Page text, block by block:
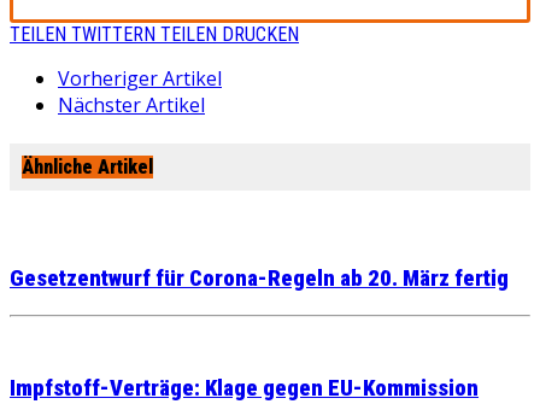
TEILEN TWITTERN TEILEN DRUCKEN
Vorheriger Artikel
Nächster Artikel
Ähnliche Artikel
Gesetzentwurf für Corona-Regeln ab 20. März fertig
Impfstoff-Verträge: Klage gegen EU-Kommission